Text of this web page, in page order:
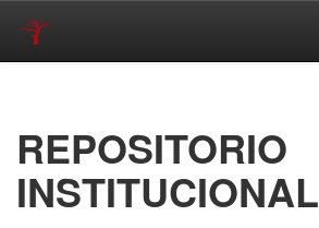
REPOSITORIO
INSTITUCIONAL